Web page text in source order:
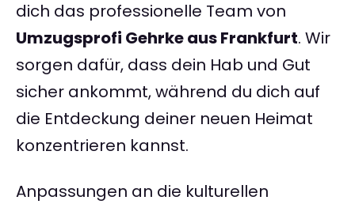
dich das professionelle Team von
Umzugsprofi Gehrke aus Frankfurt. Wir
sorgen dafür, dass dein Hab und Gut
sicher ankommt, während du dich auf
die Entdeckung deiner neuen Heimat
konzentrieren kannst.
Anpassungen an die kulturellen